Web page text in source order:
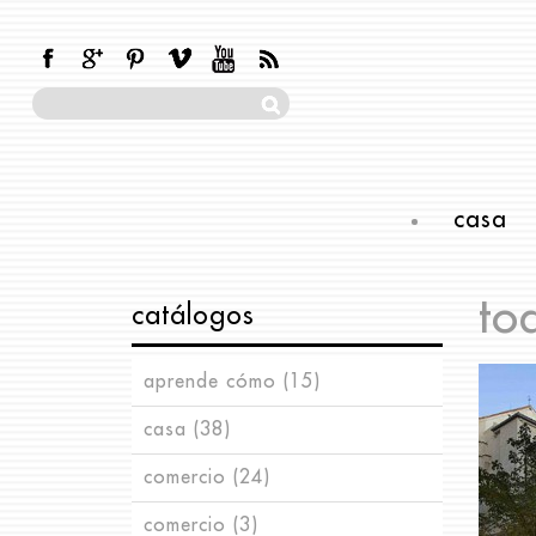
casa
catálogos
aprende cómo (15)
iluminación
manualidades
pintura (5)
casa (38)
almacenaje(4)
arte(1)
comercio (24)
escaparatismo
comercio (3)